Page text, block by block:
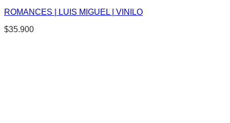
ROMANCES | LUIS MIGUEL | VINILO
$35.900